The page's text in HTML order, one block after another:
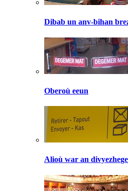
Dibab un anv-bihan
Oberoù eeun
Alioù war an